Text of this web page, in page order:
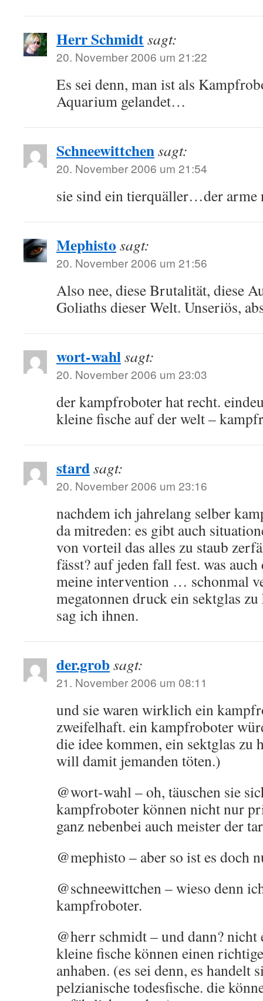
Herr Schmidtsagt:
20. November 2006 um 21:22
Es sei denn, man ist als
Aquarium gelandet…
Schneewittchensagt:
20. November 2006 um 21:54
sie sind ein tierquäller…der
Mephisto sagt:
20. November 2006 um 21:56
Also nee, diese Brutalität, diese
Goliaths dieser Welt. Unseriös,
wort-wahlsagt:
20. November 2006 um 23:03
der kampfroboter hat recht.
kleine fische auf der welt –
stardsagt:
20. November 2006 um 23:16
nachdem ich jahrelang selber
da mitreden: es gibt auch
von vorteil das alles zu staub
fässt? auf jeden fall fest. was
meine intervention … schonmal
megatonnen druck ein sektglas
sag ich ihnen.
der.grobsagt:
21. November 2006 um 08:11
und sie waren wirklich ein
zweifelhaft. ein kampfroboter
die idee kommen, ein sektglas zu
will damit jemanden töten.)
@wort-wahl – oh, täuschen sie
kampfroboter können nicht nur
ganz nebenbei auch meister der
@mephisto – aber so ist es doch
@schneewittchen – wieso denn
kampfroboter.
@herr schmidt – und dann?
kleine fische können einen
anhaben. (es sei denn, es handelt
pelzianische todesfische. die